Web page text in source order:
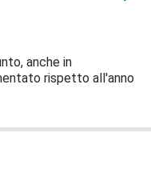
anche in
rispetto all'anno